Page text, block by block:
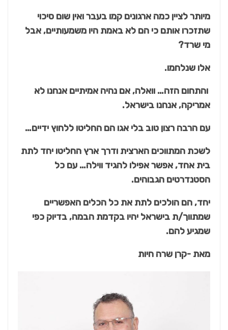
מיותר לציין כמה ארגונים קמו בעבר ואין שום סיכוי
שתזכרו אותם כי הם לא באמת היו משמעותיים, אבל
מי שרד?
אלו שנלחמו.
והתחום הזה… וואלה, אם נהיה אמיתיים אנחנו לא
אמריקה, אנחנו בישראל.
עם הרבה רצון טוב בלי אגו הם החליטו ללחוץ ידיים…
לשכת המתווכים הארצית ודרך ארץ החליטו יחד לתת
בית אחד, אפשר אפילו להגיד ווילה… עם כל
הסטנדרטים הגבוהים.
יחד, הם הולכים לתת את כל הכלים האפשריים
שמתווך/ת בישראל יהיו בקדמת הבמה, בדיוק כפי
שמגיע להם.
מאת -קרן שרה חיות